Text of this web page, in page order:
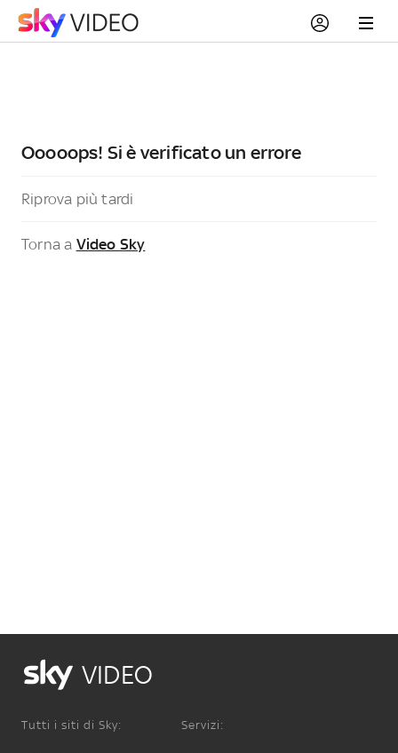
Ooooops! Si è verificato un errore
Riprova più tardi
Torna a Video Sky
VIDEO
Tutti i siti di Sky: Servizi: